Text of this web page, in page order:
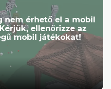
nem érhető el a mobil
ellenőrizze az
mobil játékokat!